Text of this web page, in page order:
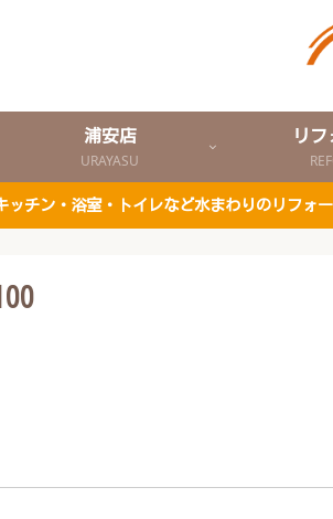
浦安店
URAYASU
リフ
ッチン・浴室・トイレなど水まわりのリフォ